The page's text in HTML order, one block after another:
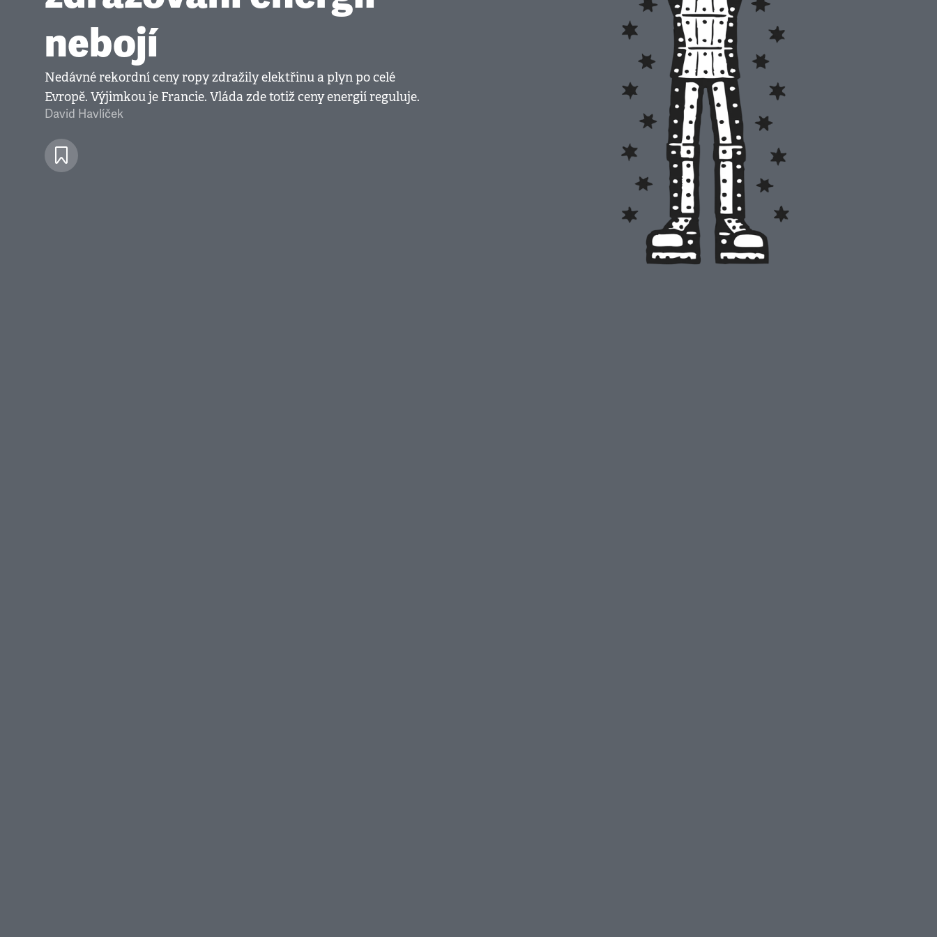
nebojí
Nedávné rekordní ceny ropy zdražily elektřinu a plyn po celé
Evropě. Výjimkou je Francie. Vláda zde totiž ceny energií reguluje.
David Havlíček